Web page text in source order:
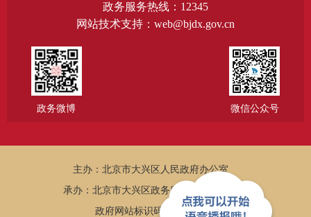
政务服务热线：12345
网站技术支持：web@bjdx.gov.cn
政务微博 微信公众号
主办：北京市大兴区人民政府办公室
承办：北京市大兴区政务服务和数据管理局
政府网站标识码：1101150005